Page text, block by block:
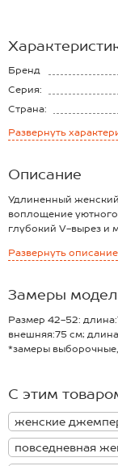
Бренд
Серия:
Страна:
Состав:
Развернуть
Описание
Удлиненный
воплощение
глубокий V-вырез и
Преимущества:
— свободный
(onesize)
непринужденность
— удлиненный
джемпер для женщин
впишется в любой
Однотонный теплый
вечеров, встреч с
повседневных
Развернуть описание
Замеры
Размер 42-52:
внешняя:75 см;
*замеры выборочные,
С этим
женские
повседневная